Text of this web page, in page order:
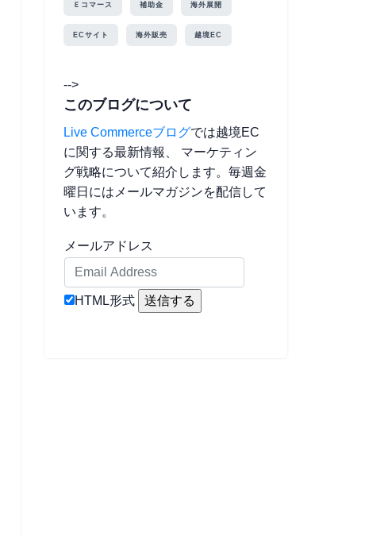
Ｅコマース 補助金 海外展開
ECサイト 海外販売 越境EC
-->
このブログについて
Live Commerceブログでは越境EC
に関する最新情報、 マーケティン
グ戦略について紹介します。毎週金
曜日にはメールマガジンを配信して
います。
メールアドレス
HTML形式